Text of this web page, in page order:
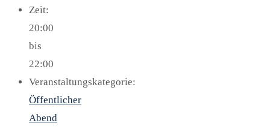
Zeit:
20:00
bis
22:00
Veranstaltungskategorie:
Öffentlicher
Abend